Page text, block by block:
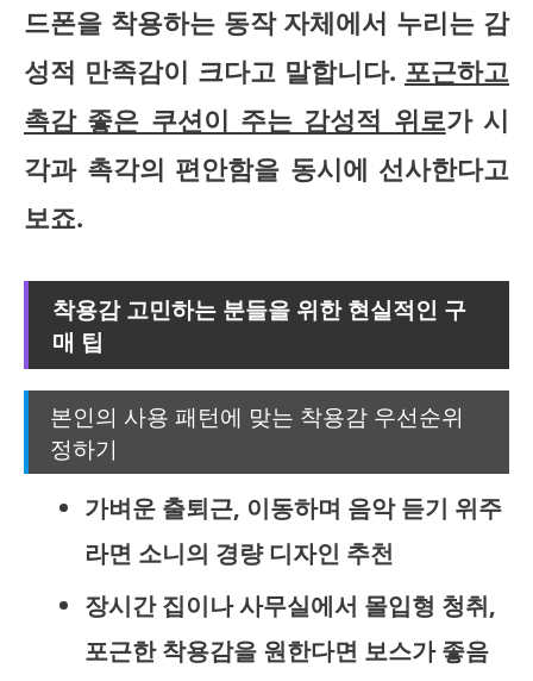
드폰을 착용하는 동작 자체에서 누리는 감
성적 만족감이 크다고 말합니다. 포근하고
촉감 좋은 쿠션이 주는 감성적 위로가 시
각과 촉각의 편안함을 동시에 선사한다고
보죠.
착용감 고민하는 분들을 위한 현실적인 구
매 팁
본인의 사용 패턴에 맞는 착용감 우선순위
정하기
가벼운 출퇴근, 이동하며 음악 듣기 위주
라면 소니의 경량 디자인 추천
장시간 집이나 사무실에서 몰입형 청취,
포근한 착용감을 원한다면 보스가 좋음